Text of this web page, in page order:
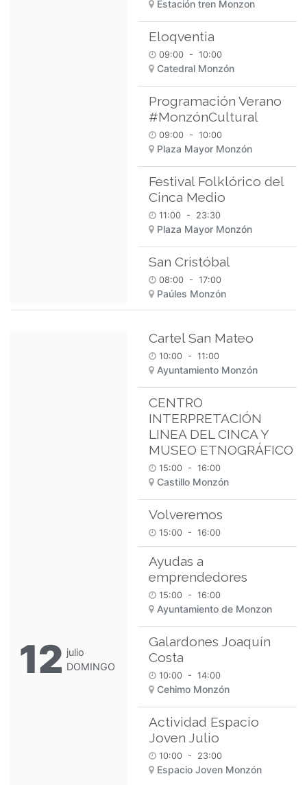
Estación tren Monzon
Eloqventia
09:00 - 10:00
Catedral Monzón
Programación Verano
#MonzónCultural
09:00 - 10:00
Plaza Mayor Monzón
Festival Folklórico del
Cinca Medio
11:00 - 23:30
Plaza Mayor Monzón
San Cristóbal
08:00 - 17:00
Paúles Monzón
12 julio
DOMINGO
Cartel San Mateo
10:00 - 11:00
Ayuntamiento Monzón
CENTRO
INTERPRETACIÓN
LINEA DEL CINCA Y
MUSEO ETNOGRÁFICO
15:00 - 16:00
Castillo Monzón
Volveremos
15:00 - 16:00
Ayudas a
emprendedores
15:00 - 16:00
Ayuntamiento de Monzon
Galardones Joaquín
Costa
10:00 - 14:00
Cehimo Monzón
Actividad Espacio
Joven Julio
10:00 - 23:00
Espacio Joven Monzón